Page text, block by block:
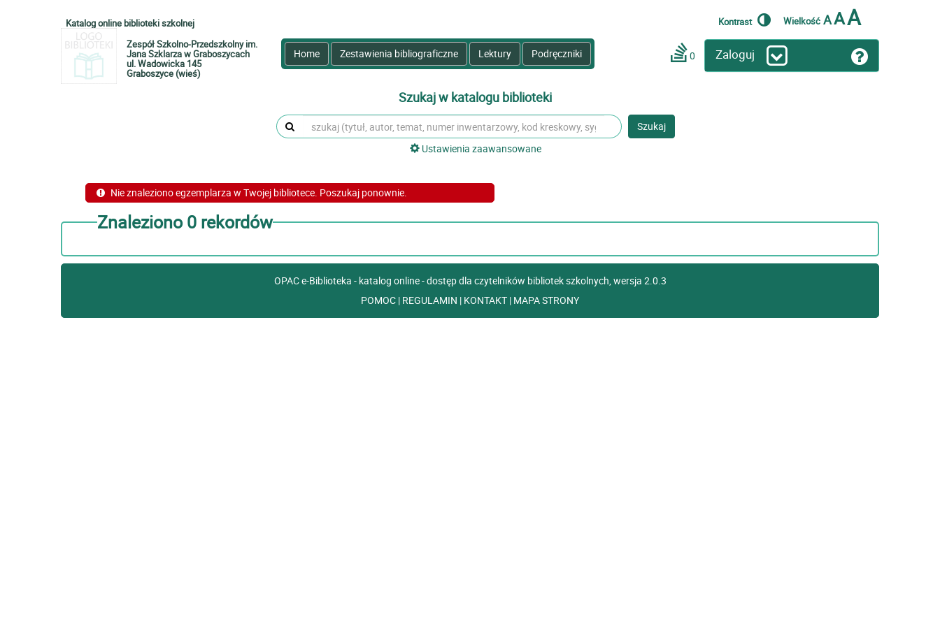
Katalog online biblioteki szkolnej Kontrast Wielkość AAA
Zespół Szkolno-Przedszkolny im.
Jana Szklarza w Graboszycach
ul. Wadowicka 145
Graboszyce (wieś)
Home Zestawienia bibliograficzne Lektury Podręczniki 0 Zaloguj
Szukaj w katalogu biblioteki
Szukaj
Ustawienia zaawansowane
Nie znaleziono egzemplarza w Twojej bibliotece. Poszukaj ponownie.
Znaleziono 0 rekordów
OPAC e-Biblioteka - katalog online - dostęp dla czytelników bibliotek szkolnych, wersja 2.0.3
POMOC | REGULAMIN | KONTAKT | MAPA STRONY